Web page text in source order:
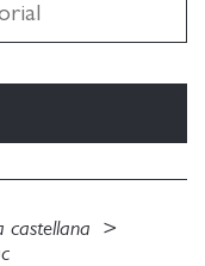
castellana